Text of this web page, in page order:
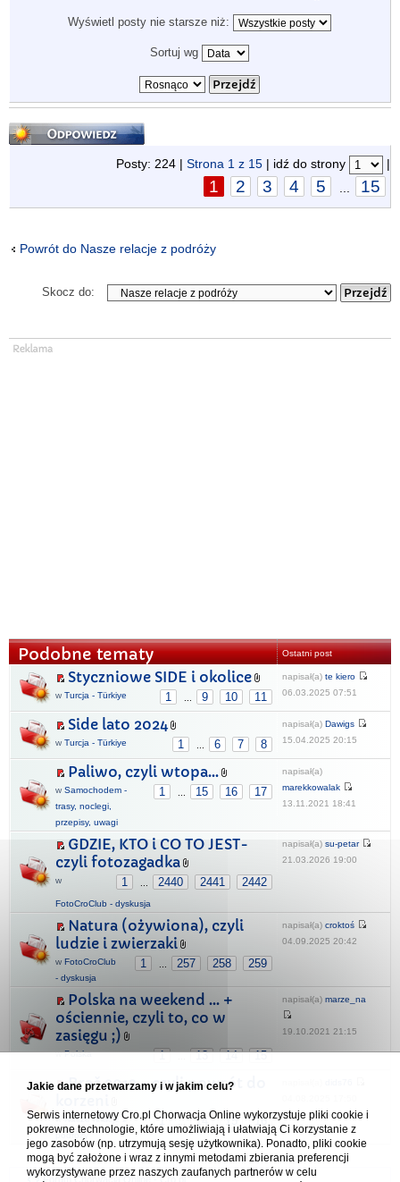
Wyświetl posty nie starsze niż:
Sortuj wg
Odpowiedz
Posty: 224 | Strona 1 z 15 | idź do strony |
1 2 3 4 5 15
Powrót do Nasze relacje z podróży
Skocz do:
Podobne tematy Ostatni post
Styczniowe SIDE i okolice
1 9 10 11
w Turcja - Türkiye
napisał(a) te kiero
06.03.2025 07:51
Side lato 2024
1 6 7 8
w Turcja - Türkiye
napisał(a) Dawigs
15.04.2025 20:15
Paliwo, czyli wtopa...
1 15 16 17
w Samochodem -
trasy, noclegi,
przepisy, uwagi
napisał(a)
marekkowalak
13.11.2021 18:41
GDZIE, KTO i CO TO JEST-
czyli fotozagadka
1 2440 2441 2442
w
FotoCroClub - dyskusja
napisał(a) su-petar
21.03.2026 19:00
Natura (ożywiona), czyli
ludzie i zwierzaki
1 257 258 259
w FotoCroClub
- dyskusja
napisał(a) croktoś
04.09.2025 20:42
Polska na weekend ... +
ościennie, czyli to, co w
zasięgu ;)
1 13 14 15
wPolska
napisał(a) marze_na
19.10.2021 21:15
Brač 2013 - czyli powrót do
1 ... 14 15 16
wNasze relacje z
podróży
Forum Chorwacja Online - Cro.pl
Jakie dane przetwarzamy i w jakim celu?
Serwis internetowy Cro.pl Chorwacja Online wykorzystuje pliki cookie i
pokrewne technologie, które umożliwiają i ułatwiają Ci korzystanie z
jego zasobów (np. utrzymują sesję użytkownika). Ponadto, pliki cookie
mogą być założone i wraz z innymi metodami zbierania preferencji
wykorzystywane przez naszych zaufanych partnerów w celu